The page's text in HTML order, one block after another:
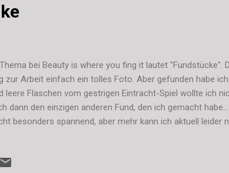
bei Beauty is where you fing it lautet "Fundstücke".
zur Arbeit einfach ein tolles Foto. Aber gefunden habe
leere Flaschen vom gestrigen Eintracht-Spiel wollte ich
dann den einzigen anderen Fund, den ich gemacht
besonders spannend, aber mehr kann ich aktuell leider